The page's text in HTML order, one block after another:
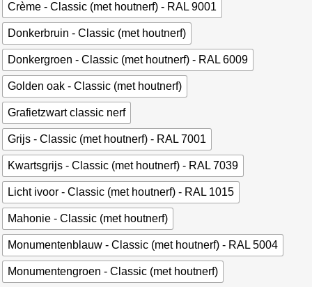
Crème - Classic (met houtnerf) - RAL 9001
Donkerbruin - Classic (met houtnerf)
Donkergroen - Classic (met houtnerf) - RAL 6009
Golden oak - Classic (met houtnerf)
Grafietzwart classic nerf
Grijs - Classic (met houtnerf) - RAL 7001
Kwartsgrijs - Classic (met houtnerf) - RAL 7039
Licht ivoor - Classic (met houtnerf) - RAL 1015
Mahonie - Classic (met houtnerf)
Monumentenblauw - Classic (met houtnerf) - RAL 5004
Monumentengroen - Classic (met houtnerf)